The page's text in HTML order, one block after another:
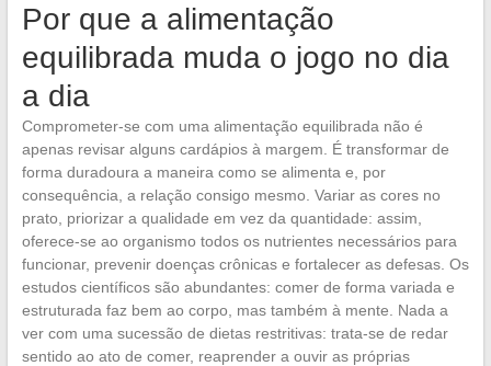
Por que a alimentação
equilibrada muda o jogo no dia
a dia
Comprometer-se com uma alimentação equilibrada não é
apenas revisar alguns cardápios à margem. É transformar de
forma duradoura a maneira como se alimenta e, por
consequência, a relação consigo mesmo. Variar as cores no
prato, priorizar a qualidade em vez da quantidade: assim,
oferece-se ao organismo todos os nutrientes necessários para
funcionar, prevenir doenças crônicas e fortalecer as defesas. Os
estudos científicos são abundantes: comer de forma variada e
estruturada faz bem ao corpo, mas também à mente. Nada a
ver com uma sucessão de dietas restritivas: trata-se de redar
sentido ao ato de comer, reaprender a ouvir as próprias